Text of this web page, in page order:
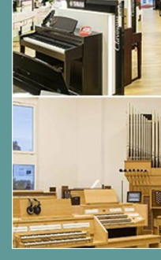
Die wichtigesten
4 unabhängige
4 x 46 Stimmen
10 x 45 General
Konvolution-Hall
General
(PCC) Einfach zu